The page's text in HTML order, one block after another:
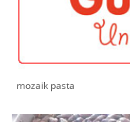
mozaik pasta